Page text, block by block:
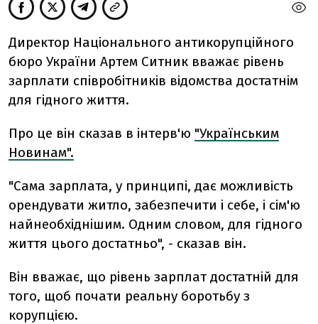
Директор Національного антикорупційного
бюро України Артем Ситник вважає рівень
зарплати співробітників відомства достатнім
для гідного життя.
Про це він сказав в інтерв'ю "Українським
Новинам".
"Сама зарплата, у принципі, дає можливість
орендувати житло, забезпечити і себе, і сім'ю
найнеобхіднішим. Одним словом, для гідного
життя цього достатньо", - сказав він.
Він вважає, що рівень зарплат достатній для
того, щоб почати реальну боротьбу з
корупцією.